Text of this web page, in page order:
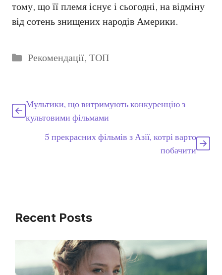
тому, що її племя існує і сьогодні, на відміну
від сотень знищених народів Америки.
Категорії
Рекомендації, ТОП
Мультики, що витримують конкуренцію з
культовими фільмами
5 прекрасних фільмів з Азії, котрі варто
побачити
Recent Posts